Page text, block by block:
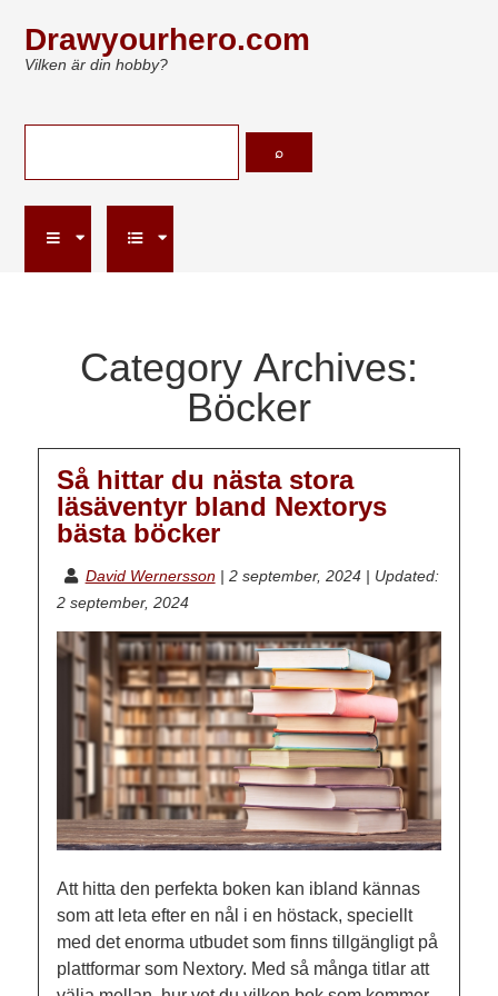
Drawyourhero.com
Vilken är din hobby?
Category Archives:
Böcker
Så hittar du nästa stora
läsäventyr bland Nextorys
bästa böcker
David Wernersson | 2 september, 2024| Updated:
2 september, 2024
Att hitta den perfekta boken kan ibland kännas
som att leta efter en nål i en höstack, speciellt
med det enorma utbudet som finns tillgängligt på
plattformar som Nextory. Med så många titlar att